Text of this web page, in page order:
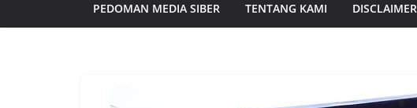
PEDOMAN MEDIA SIBER TENTANG KAMI DISCLAIMER